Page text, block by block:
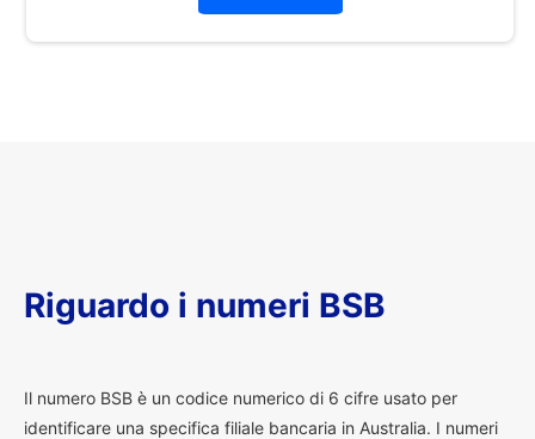
Riguardo i numeri BSB
Il numero BSB è un codice numerico di 6 cifre usato per
identificare una specifica filiale bancaria in Australia. I numeri